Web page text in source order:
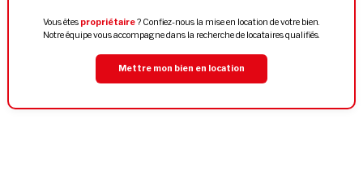
Vous êtes propriétaire? Confiez-nous la mise en location de votre bien.
Notre équipe vous accompagne dans la recherche de locataires qualifiés.
Mettre mon bien en location